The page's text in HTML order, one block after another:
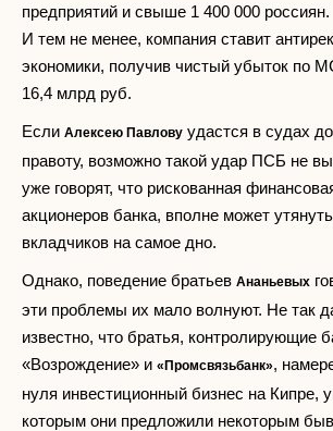
предприятий и свыше 1 400 000 россиян.
И тем не менее, компания ставит
экономики, получив чистый убыток по
16,4 млрд руб.
Если Алексею Павлову удастся в судах
правоту, возможно такой удар ПСБ не
уже говорят, что рискованная
акционеров банка, вполне может
вкладчиков на самое дно.
Однако, поведение братьев Ананьевых
эти проблемы их мало волнуют. Не так
известно, что братья, контролирующие
«Возрождение» и «Промсвязьбанк»,
нуля инвестиционный бизнес на Кипре,
которым они предложили некоторым